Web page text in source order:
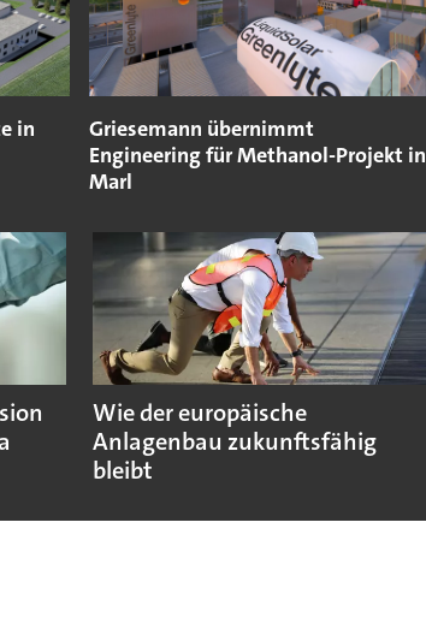
in
Griesemann übernimmt
Engineering für Methanol-Projekt in
Marl
Wie der europäische
Anlagenbau zukunftsfähig
bleibt